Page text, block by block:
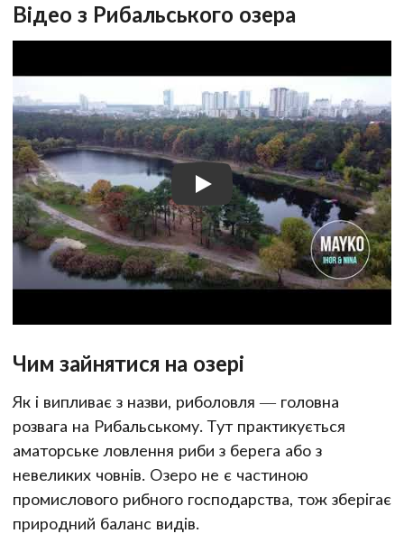
Відео з Рибальського озера
Чим зайнятися на озері
Як і випливає з назви, риболовля — головна
розвага на Рибальському. Тут практикується
аматорське ловлення риби з берега або з
невеликих човнів. Озеро не є частиною
промислового рибного господарства, тож зберігає
природний баланс видів.